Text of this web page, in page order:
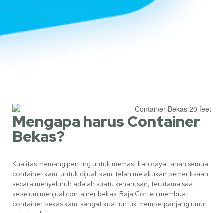
Mengapa harus Container
Bekas?
Kualitas memang penting untuk memastikan daya tahan semua
container kami untuk dijual. kami telah melakukan pemeriksaan
secara menyeluruh adalah suatu keharusan, terutama saat
sebelum menjual container bekas. Baja Corten membuat
container bekas kami sangat kuat untuk memperpanjang umur